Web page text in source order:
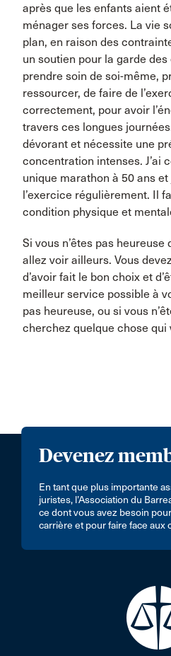
après que les enfants aient
ménager ses forces. La vie
plan, en raison des
un soutien pour la garde
prendre soin de soi-même,
ressourcer, de faire de
correctement, pour avoir
travers ces longues
dévorant et nécessite une
concentration intenses. J’ai
unique marathon à 50 ans
l’exercice régulièrement. Il
condition physique et
Si vous n’êtes pas
allez voir ailleurs. Vous
d’avoir fait le bon choix et
meilleur service possible à
pas heureuse, ou si vous
cherchez quelque chose qui
Devenez
En tant que plus importante
juristes, l’Association du
ce dont vous avez besoin
carrière et pour faire face aux